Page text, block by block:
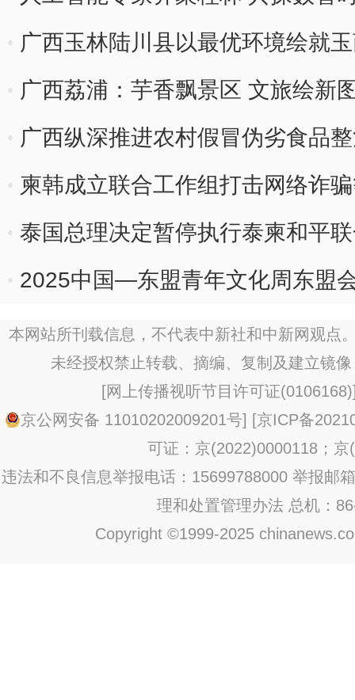
广西玉林陆川县以最优环境绘就
广西荔浦：芋香飘景区 文旅绘新
广西纵深推进农村假冒伪劣食品
柬韩成立联合工作组打击网络诈
泰国总理决定暂停执行泰柬和平
2025中国—东盟青年文化周东盟
本网站所刊载信息，不代表中新社和中新网观点
未经授权禁止转载、摘编、复制及建立镜
[网上传播视听节目许可证(0106168)
京公网安备 11010202009201号] [京ICP备
可证：京(2022)0000118；京
违法和不良信息举报电话：15699788000 举报邮
理和处置管理办法 总机：
Copyright ©1999-2025